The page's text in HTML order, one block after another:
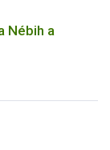
Nébih a